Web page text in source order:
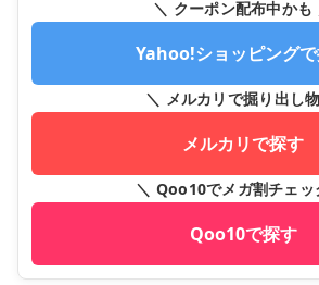
＼ クーポン配布中かも
Yahoo!ショッピング
＼ メルカリで掘り出し
メルカリで探す
＼ Qoo10でメガ割チェッ
Qoo10で探す